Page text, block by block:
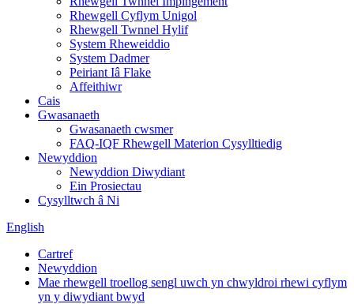
Rhewgell Cyflym Unigol
Rhewgell Twnnel Hylif
System Rheweiddio
System Dadmer
Peiriant Iâ Flake
Affeithiwr
Cais
Gwasanaeth
Gwasanaeth cwsmer
FAQ-IQF Rhewgell Materion Cysylltiedig
Newyddion
Newyddion Diwydiant
Ein Prosiectau
Cysylltwch â Ni
English
Cartref
Newyddion
Mae rhewgell troellog sengl uwch yn chwyldroi rhewi cyflym
yn y diwydiant bwyd